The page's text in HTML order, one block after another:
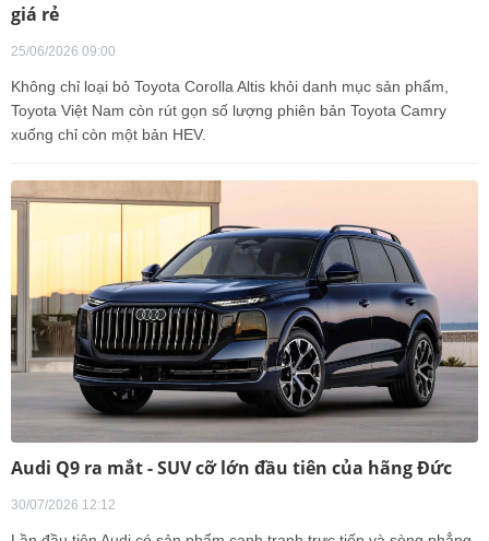
giá rẻ
25/06/2026 09:00
Không chỉ loại bỏ Toyota Corolla Altis khỏi danh mục sản phẩm,
Toyota Việt Nam còn rút gọn số lượng phiên bản Toyota Camry
xuống chỉ còn một bản HEV.
Audi Q9 ra mắt - SUV cỡ lớn đầu tiên của hãng Đức
30/07/2026 12:12